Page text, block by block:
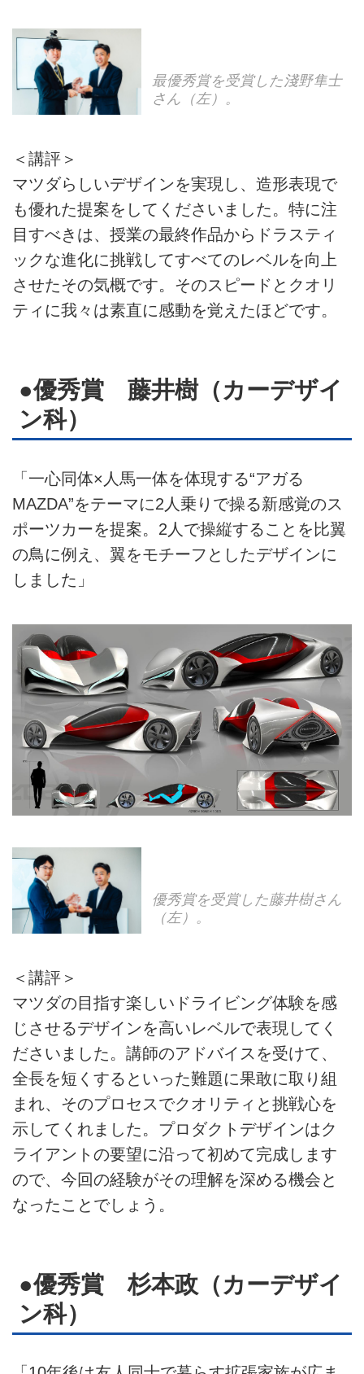
最優秀賞を受賞した淺野隼士
さん（左）。
＜講評＞
マツダらしいデザインを実現し、造形表現で
も優れた提案をしてくださいました。特に注
目すべきは、授業の最終作品からドラスティ
ックな進化に挑戦してすべてのレベルを向上
させたその気概です。そのスピードとクオリ
ティに我々は素直に感動を覚えたほどです。
●優秀賞 藤井樹（カーデザイ
ン科）
「一心同体×人馬一体を体現する“アガる
MAZDA”をテーマに2人乗りで操る新感覚のス
ポーツカーを提案。2人で操縦することを比翼
の鳥に例え、翼をモチーフとしたデザインに
しました」
優秀賞を受賞した藤井樹さん
（左）。
＜講評＞
マツダの目指す楽しいドライビング体験を感
じさせるデザインを高いレベルで表現してく
ださいました。講師のアドバイスを受けて、
全長を短くするといった難題に果敢に取り組
まれ、そのプロセスでクオリティと挑戦心を
示してくれました。プロダクトデザインはク
ライアントの要望に沿って初めて完成します
ので、今回の経験がその理解を深める機会と
なったことでしょう。
●優秀賞 杉本政（カーデザイ
ン科）